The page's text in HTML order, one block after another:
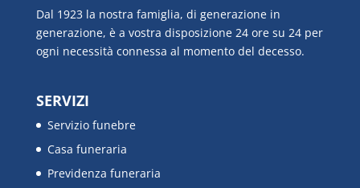
Dal 1923 la nostra famiglia, di generazione in
generazione, è a vostra disposizione 24 ore su 24 per
ogni necessità connessa al momento del decesso.
SERVIZI
Servizio funebre
Casa funeraria
Previdenza funeraria